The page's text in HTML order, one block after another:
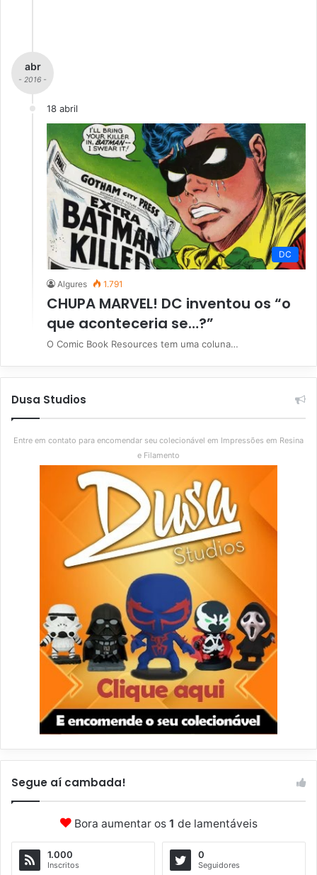
abr
- 2016 -
18 abril
DC
Algures 1.791
CHUPA MARVEL! DC inventou os “o
que aconteceria se…?”
O Comic Book Resources tem uma coluna…
Dusa Studios
Entre em contato para encomendar seu colecionável em Impressões em Resina
e Filamento
Segue aí cambada!
Bora aumentar os 1 de lamentáveis
1.000
Inscritos
0
Seguidores